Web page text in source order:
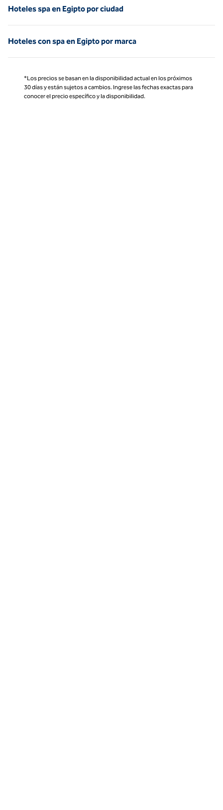
Hoteles spa en Egipto por ciudad
Hoteles con spa en Egipto por marca
*Los precios se basan en la disponibilidad actual en los próximos
30 días y están sujetos a cambios. Ingrese las fechas exactas para
conocer el precio específico y la disponibilidad.